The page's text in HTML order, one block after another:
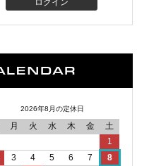
2026年8月の定休日
月 火 水 木 金
土
1
3 4 5 6 7
8